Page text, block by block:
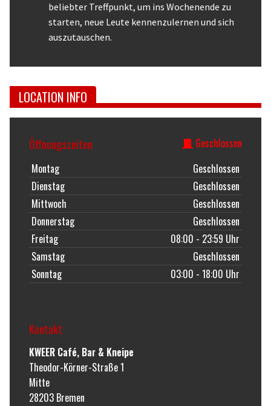
beliebter Treffpunkt, um ins Wochenende zu
starten, neue Leute kennenzulernen und sich
auszutauschen.
LOCATION INFO
Kontakt
KWEER Café, Bar & Kneipe
Theodor-Körner-Straße 1
Mitte
28203 Bremen
Öffnungszeiten
Geschlossen
Montag
Geschlossen
Dienstag
Geschlossen
Mittwoch
Geschlossen
Donnerstag
Geschlossen
Freitag
08:00 - 23:59 Uhr
Samstag
Geschlossen
Sonntag
03:00 - 18:00 Uhr